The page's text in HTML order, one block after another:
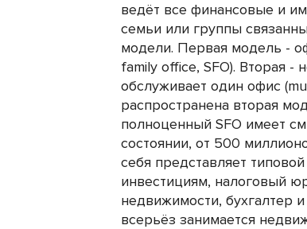
ведёт все финансовые и
семьи или группы
модели. Первая модель -
family office, SFO). Вторая -
обслуживает один офис
распространена вторая
полноценный SFO имеет
состоянии, от 500
себя представляет
инвестициям, налоговый
недвижимости, бухгалтер
всерьёз занимается